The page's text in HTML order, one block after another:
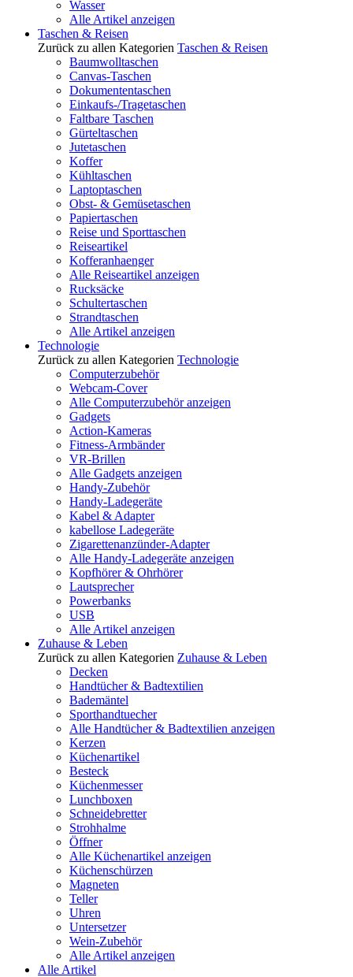
Wasser
Alle Artikel anzeigen
Taschen & Reisen
Zurück zu allen Kategorien Taschen & Reisen
Baumwolltaschen
Canvas-Taschen
Dokumententaschen
Einkaufs-/Tragetaschen
Faltbare Taschen
Gürteltaschen
Jutetaschen
Koffer
Kühltaschen
Laptoptaschen
Obst- & Gemüsetaschen
Papiertaschen
Reise und Sporttaschen
Reiseartikel
Kofferanhaenger
Alle Reiseartikel anzeigen
Rucksäcke
Schultertaschen
Strandtaschen
Alle Artikel anzeigen
Technologie
Zurück zu allen Kategorien Technologie
Computerzubehör
Webcam-Cover
Alle Computerzubehör anzeigen
Gadgets
Action-Kameras
Fitness-Armbänder
VR-Brillen
Alle Gadgets anzeigen
Handy-Zubehör
Handy-Ladegeräte
Kabel & Adapter
kabellose Ladegeräte
Zigarettenanzünder-Adapter
Alle Handy-Ladegeräte anzeigen
Kopfhörer & Ohrhörer
Lautsprecher
Powerbanks
USB
Alle Artikel anzeigen
Zuhause & Leben
Zurück zu allen Kategorien Zuhause & Leben
Decken
Handtücher & Badtextilien
Bademäntel
Sporthandtuecher
Alle Handtücher & Badtextilien anzeigen
Kerzen
Küchenartikel
Besteck
Küchenmesser
Lunchboxen
Schneidebretter
Strohhalme
Öffner
Alle Küchenartikel anzeigen
Küchenschürzen
Magneten
Teller
Uhren
Untersetzer
Wein-Zubehör
Alle Artikel anzeigen
Alle Artikel